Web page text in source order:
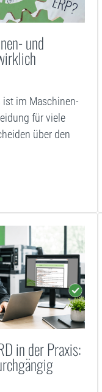
und
ist im Maschinen-
für viele
über den
in der Praxis: